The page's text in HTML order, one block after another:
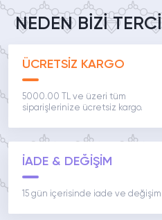
NEDEN BİZİ
ÜCRETSİZ KARGO
5000.00 TL ve üzeri tüm
siparişlerinize ücretsiz kargo.
İADE & DEĞİŞİM
15 gün içerisinde iade ve değişim